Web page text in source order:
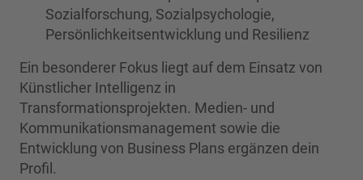
Sozialforschung, Sozialpsychologie,
Persönlichkeitsentwicklung und Resilienz
Ein besonderer Fokus liegt auf dem Einsatz von
Künstlicher Intelligenz in
Transformationsprojekten. Medien- und
Kommunikationsmanagement sowie die
Entwicklung von Business Plans ergänzen dein
Profil.